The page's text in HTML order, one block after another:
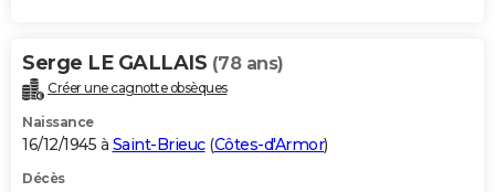
Serge LE GALLAIS (78 ans)
Créer une cagnotte obsèques
Naissance
16/12/1945 à Saint-Brieuc(Côtes-d'Armor)
Décès